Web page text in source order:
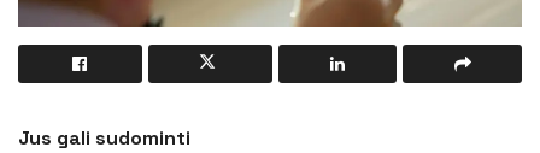
Jus gali sudominti